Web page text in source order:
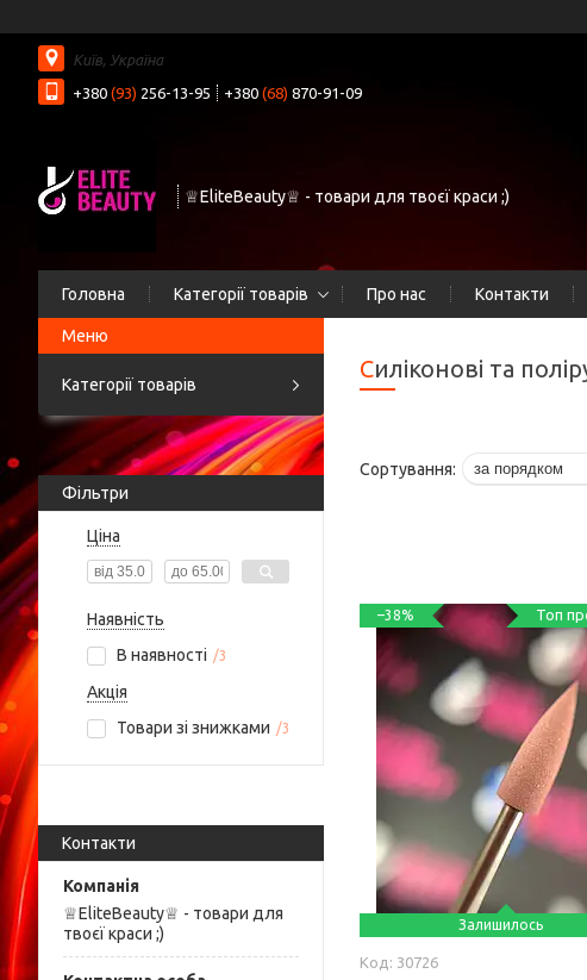
Київ, Україна
+380 (93) 256-13-95 +380 (68) 870-91-09
♕EliteBeauty♕ - товари для твоєї краси ;)
Головна Категорії товарів Про нас Контакти
Категорії товарів
Фільтри
Ціна
Наявність
В наявності
3
Акція
Товари зі знижками
3
Контакти
♕EliteBeauty♕ - товари для
твоєї краси ;)
Силіконові та
–38%
Залишилось
Топ
30726